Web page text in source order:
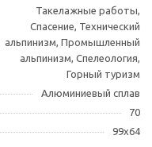
Такелажные работы,
Спасение, Технический
альпинизм, Промышленный
альпинизм, Спелеология,
Горный туризм
Алюминиевый сплав
70
99х64